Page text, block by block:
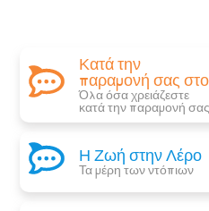
Κατά την
παραμονή σας στο
Όλα όσα χρειάζεστε
κατά την παραμονή σας​
Η Ζωή στην Λέρο
Τα μέρη των ντόπιων